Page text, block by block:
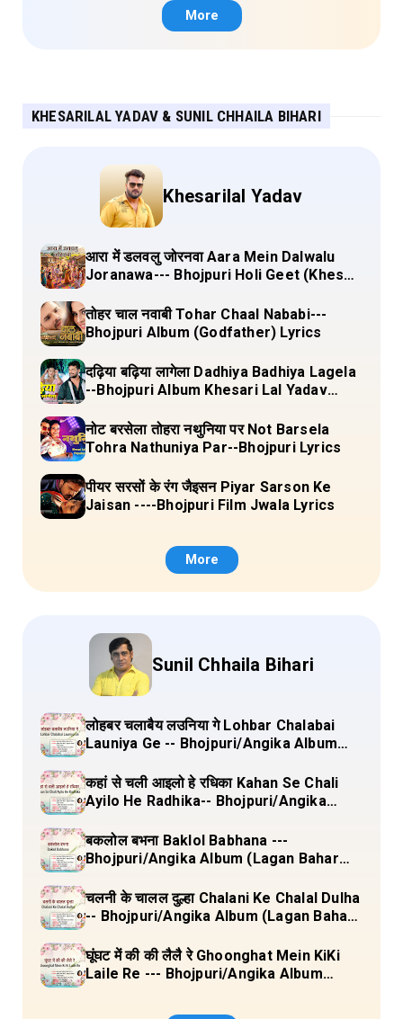
More
KHESARILAL YADAV & SUNIL CHHAILA BIHARI
Khesarilal Yadav
आरा में डलवलु जोरनवा Aara Mein Dalwalu
Joranawa--- Bhojpuri Holi Geet (Khesari
तोहर चाल नवाबी Tohar Chaal Nababi---
Bhojpuri Album (Godfather) Lyrics
दढ़िया बढ़िया लागेला Dadhiya Badhiya Lagela
--Bhojpuri Album Khesari Lal Yadav
नोट बरसेला तोहरा नथुनिया पर Not Barsela
Tohra Nathuniya Par--Bhojpuri Lyrics
पीयर सरसों के रंग जैइसन Piyar Sarson Ke
Jaisan ----Bhojpuri Film Jwala Lyrics
More
Sunil Chhaila Bihari
लोहबर चलाबैय लउनिया गे Lohbar Chalabai
Launiya Ge -- Bhojpuri/Angika Album
Lyrics
कहां से चली आइलो हे रधिका Kahan Se Chali
Ayilo He Radhika-- Bhojpuri/Angika
3) Full Lyrics
बकलोल बभना Baklol Babhana ---
Bhojpuri/Angika Album (Lagan Bahar
चलनी के चालल दुल्हा Chalani Ke Chalal Dulha
-- Bhojpuri/Angika Album (Lagan Bahar
घूंघट में की की लैलै रे Ghoonghat Mein KiKi
Laile Re --- Bhojpuri/Angika Album